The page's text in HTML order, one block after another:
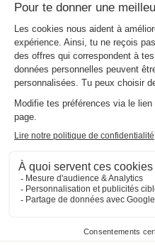
Camping Le Welcome
La Turballe)
Voir sur la carte
Avis TripAdvisor
11 avis
Bord de mer
+ 1